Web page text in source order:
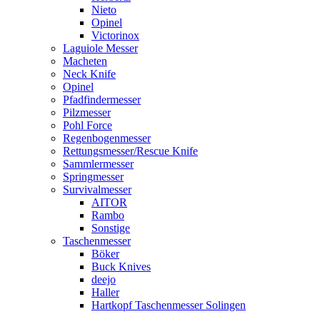
Nieto
Opinel
Victorinox
Laguiole Messer
Macheten
Neck Knife
Opinel
Pfadfindermesser
Pilzmesser
Pohl Force
Regenbogenmesser
Rettungsmesser/Rescue Knife
Sammlermesser
Springmesser
Survivalmesser
AITOR
Rambo
Sonstige
Taschenmesser
Böker
Buck Knives
deejo
Haller
Hartkopf Taschenmesser Solingen